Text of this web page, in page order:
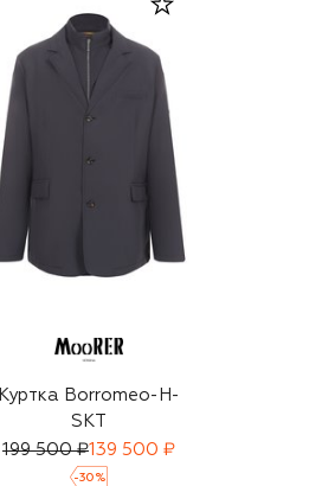
Куртка Borromeo-H-
SKT
199 500 ₽139 500 ₽
-30 %